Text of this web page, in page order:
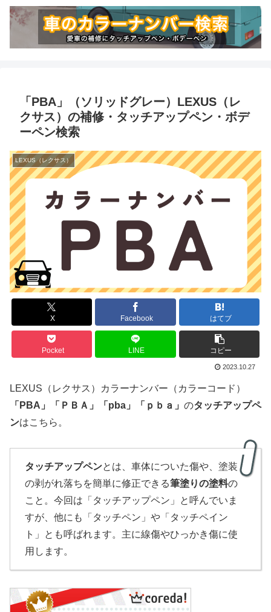
「PBA」（ソリッドグレー）LEXUS（レ
クサス）の補修・タッチアップペン・ボデ
ーペン検索
LEXUS（レクサス）
X Facebook はてブ
Pocket LINE コピー
2023.10.27
LEXUS（レクサス）カラーナンバー（カラーコード）
「 PBA 」 「ＰＢＡ」 「pba」「ｐｂａ」 のタッチアップペ
ンはこちら。
タッチアップペンとは、車体についた傷や、塗装
の剥がれ落ちを簡単に修正できる筆塗りの塗料の
こと。今回は「タッチアップペン」と呼んでいま
すが、他にも「タッチペン」や「タッチペイン
ト」とも呼ばれます。主に線傷やひっかき傷に使
用します。